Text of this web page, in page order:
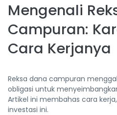
Mengenali
Campuran:
Cara Kerjanya
Reksa dana campuran
obligasi untuk
Artikel ini membahas cara
investasi ini.